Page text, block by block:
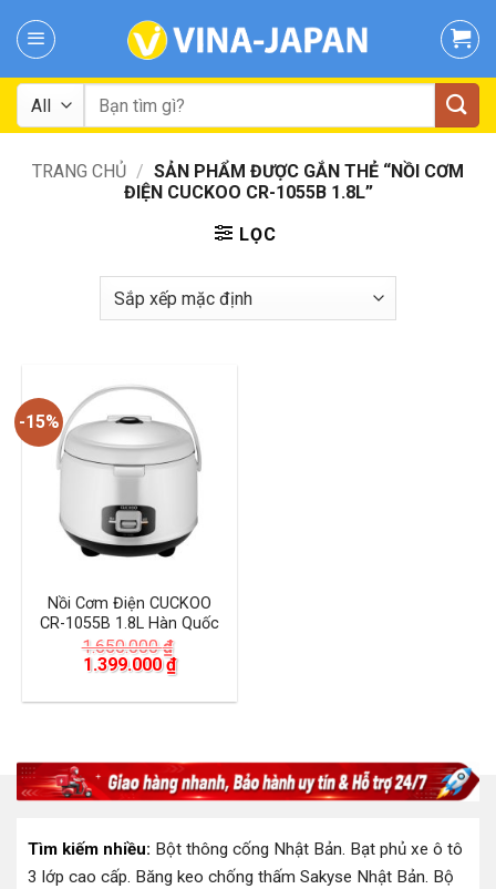
Tìm
kiếm:
TRANG CHỦ / SẢN PHẨM ĐƯỢC GẮN THẺ “NỒI CƠM
ĐIỆN CUCKOO CR-1055B 1.8L”
LỌC
-15%
Nồi Cơm Điện CUCKOO
CR-1055B 1.8L Hàn Quốc
1.650.000₫
Giá
là:
1.399.000₫Giá
hiện
tại
Tìm kiếm nhiều: Bột thông cống Nhật Bản. Bạt phủ xe ô tô
3 lớp cao cấp. Băng keo chống thấm Sakyse Nhật Bản. Bộ